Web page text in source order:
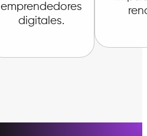
emprendedores
digitales.